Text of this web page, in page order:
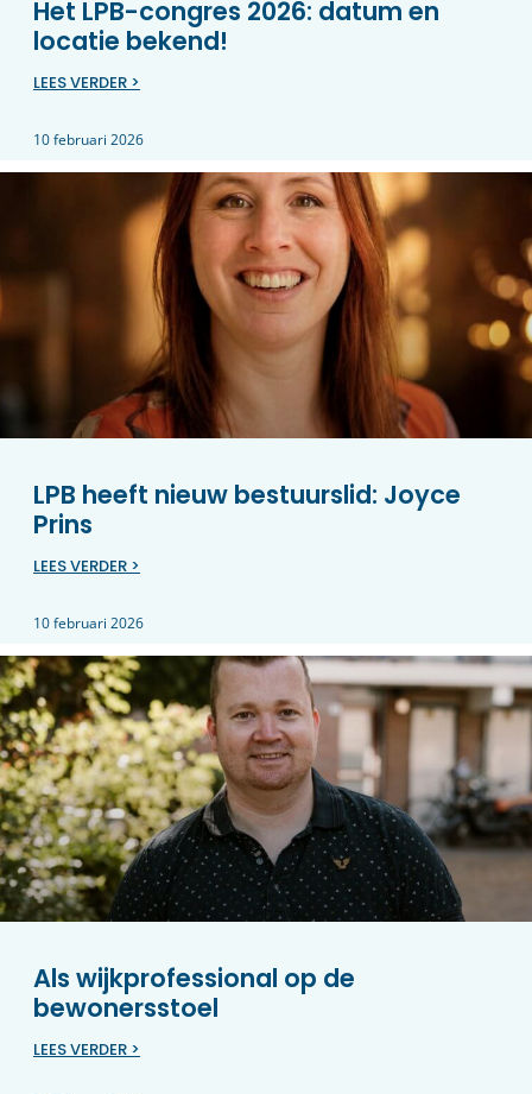
Het LPB-congres 2026: datum en
locatie bekend!
LEES VERDER >
10 februari 2026
LPB heeft nieuw bestuurslid: Joyce
Prins
LEES VERDER >
10 februari 2026
Als wijkprofessional op de
bewonersstoel
LEES VERDER >